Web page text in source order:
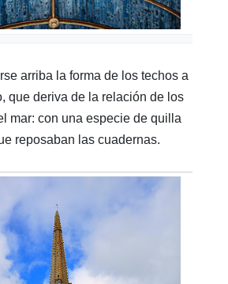
arriba la forma de los techos a
que deriva de la relación de los
mar: con una especie de quilla
reposaban las cuadernas.